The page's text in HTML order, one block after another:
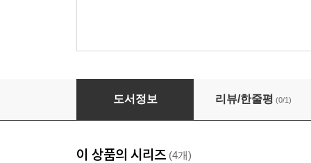
하루 5분 꼬마 기관차 토마스와 친구들 1
도서정보 리뷰/한줄평 (0/1)
이 상품의 시리즈 (4개)